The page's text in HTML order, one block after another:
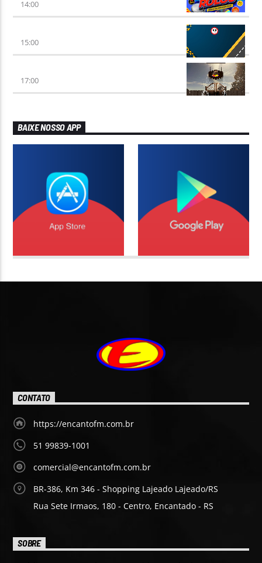
14:00
15:00
17:00
BAIXE NOSSO APP
CONTATO
https://encantofm.com.br
51 99839-1001
comercial@encantofm.com.br
BR-386, Km 346 - Shopping Lajeado Lajeado/RS
Rua Sete Irmaos, 180 - Centro, Encantado - RS
SOBRE